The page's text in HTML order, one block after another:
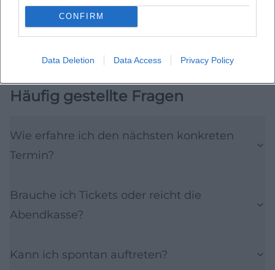
CONFIRM
Data Deletion Data Access Privacy Policy
Newcomer sowie abwechslungsreiche
Abende für das Publikum möglich.
Häufig gestellte Fragen
Wie erfahre ich den nächsten konkreten
Termin?
Brauche ich Tickets oder reicht die
Abendkasse?
Kann ich spontan auftreten?